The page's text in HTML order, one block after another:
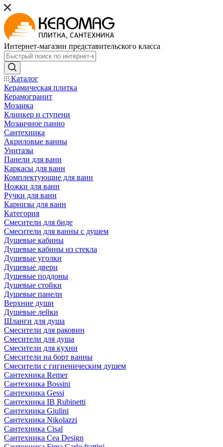
Интернет-магазин представительского класса
Каталог
Керамическая плитка
Керамогранит
Мозаика
Клинкер и ступени
Мозаичное панно
Сантехника
Акриловые ванны
Унитазы
Панели для ванн
Каркасы для ванн
Комплектующие для ванн
Ножки для ванн
Ручки для ванн
Карнизы для ванн
Категория
Смесители для биде
Смесители для ванны с душем
Душевые кабины
Душевые кабины из стекла
Душевые уголки
Душевые двери
Душевые поддоны
Душевые стойки
Душевые панели
Верхние души
Душевые лейки
Шланги для душа
Смесители для раковин
Смесители для душа
Смесители для кухни
Смесители на борт ванны
Смесители с гигиеническим душем
Сантехника Remer
Сантехника Bossini
Сантехника Gessi
Сантехника IB Rubinetti
Сантехника Giulini
Сантехника Nikolazzi
Сантехника Cisal
Сантехника Cea Design